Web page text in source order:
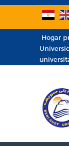
Hogar